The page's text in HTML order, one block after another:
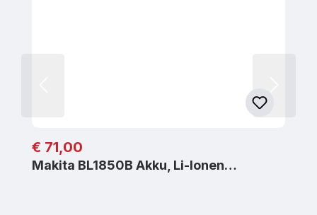
Regulärer Preis:
€ 71,00
Makita BL1850B Akku, Li-Ionen…